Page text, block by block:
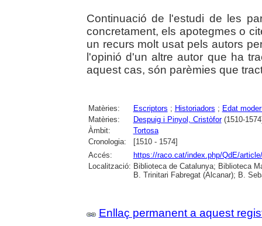
Continuació de l'estudi de les
concretament, els apotegmes o
un recurs molt usat pels autors
l'opinió d'un altre autor que ha
aquest cas, són parèmies que
Matèries: Escriptors ; Historiadors ; Edat
Matèries:
Despuig i Pinyol, Cristòfor(1510-
Àmbit:
Tortosa
Cronologia:
[1510 - 1574]
Accés:
https://raco.cat/index.php/QdE/
Localització: Biblioteca de Catalunya; Biblioteca
B. Trinitari Fabregat (Alcanar); B.
Enllaç permanent a aquest